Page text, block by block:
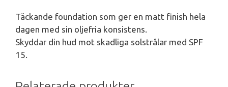
Täckande foundation som ger en matt finish hela
dagen med sin oljefria konsistens.
Skyddar din hud mot skadliga solstrålar med SPF
15.